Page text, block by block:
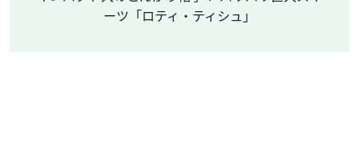
ーツ「ロティ・ティシュ」